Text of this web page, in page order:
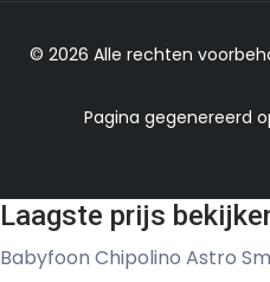
© 2026 Alle rechten
Pagina gegenereerd
Laagste prijs
Babyfoon Chipolino Astro